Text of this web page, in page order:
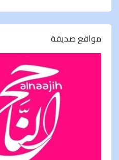
مواقع صديقة